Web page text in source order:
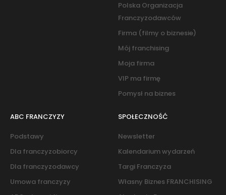
Polska Organizacja
Franczyzodawców
Firma (filmy o biznesie)
Mój franchising
Moja firma
VIP ma firmę
Pomysł na biznes
ABC FRANCZYZY
Podstawy
Dla franczyzobiorcy
Dla franczyzodawcy
Umowa franczyzy
SPOŁECZNOŚĆ
Newsletter
Kalendarium wydarzeń
Targi Franczyza
Własny Biznes FRANCHISING